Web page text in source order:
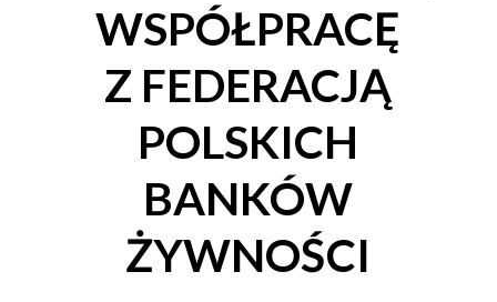
WSPÓŁPRACĘ
Z FEDERACJĄ
POLSKICH
BANKÓW
ŻYWNOŚCI